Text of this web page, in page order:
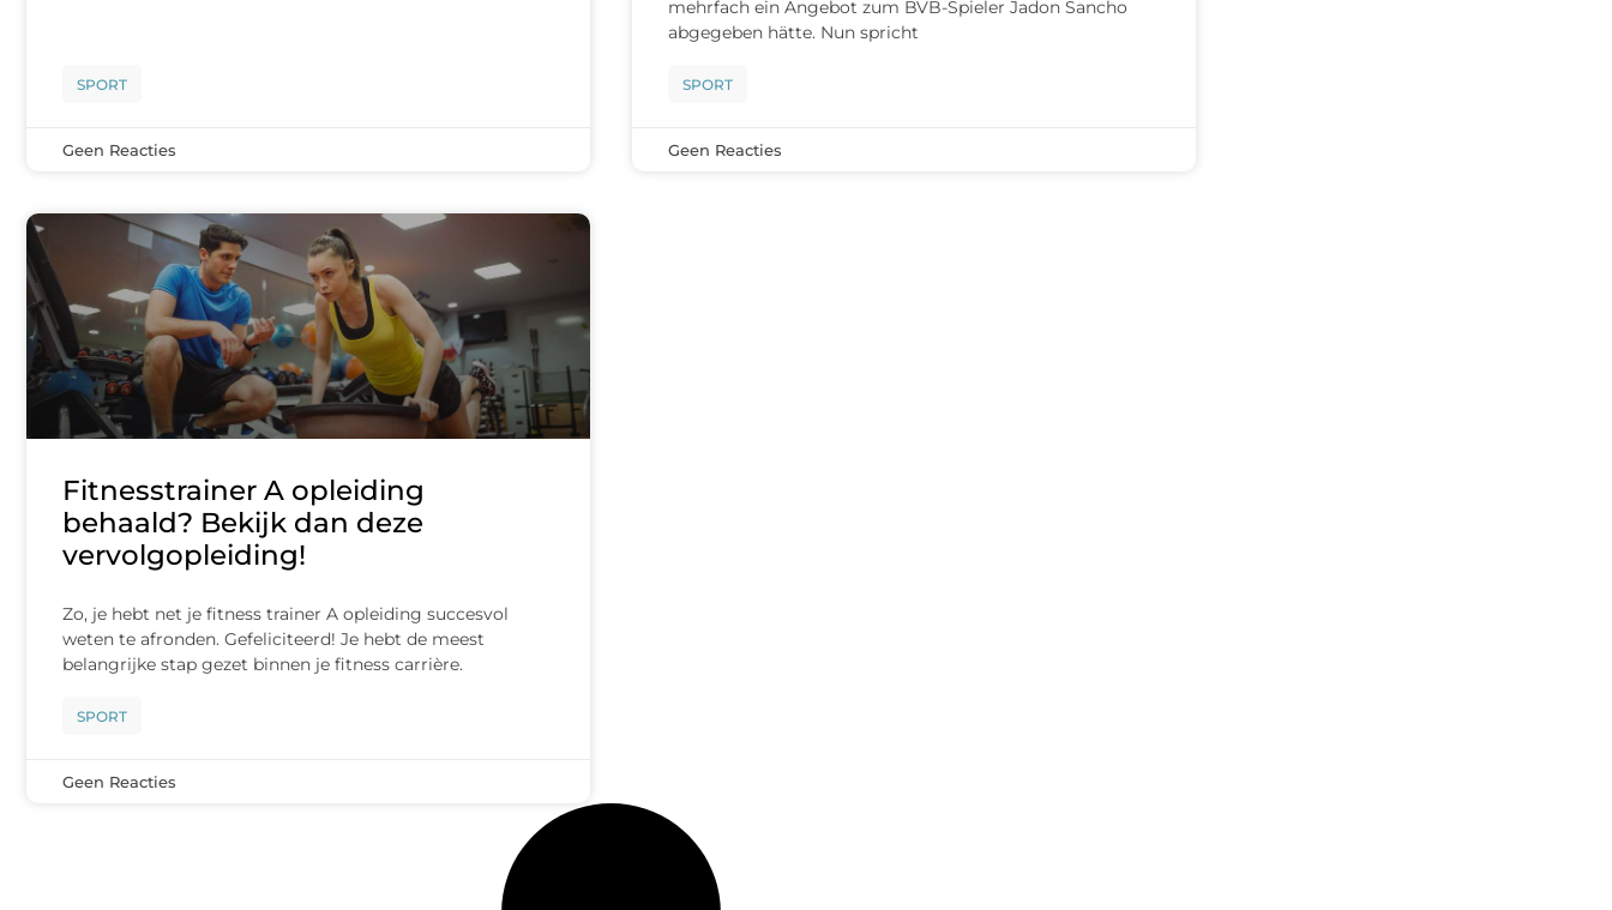
SPORT
Geen Reacties
mehrfach ein Angebot zum BVB-Spieler Jadon Sancho
abgegeben hätte. Nun spricht
SPORT
Geen Reacties
Fitnesstrainer A opleiding
behaald? Bekijk dan deze
vervolgopleiding!
Zo, je hebt net je fitness trainer A opleiding succesvol
weten te afronden. Gefeliciteerd! Je hebt de meest
belangrijke stap gezet binnen je fitness carrière.
SPORT
Geen Reacties